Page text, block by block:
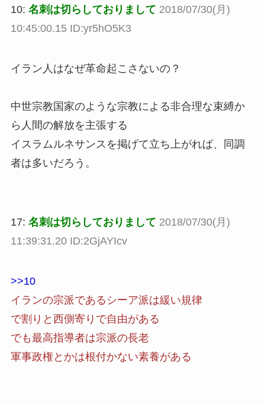
10: 名刺は切らしておりまして 2018/07/30(月)
10:45:00.15 ID:yr5hO5K3
イラン人はなぜ革命起こさないの？
中世宗教国家のような宗教による非合理な束縛か
ら人間の解放を主張する
イスラムルネサンスを掲げて立ち上がれば、同調
者は多いだろう。
17: 名刺は切らしておりまして 2018/07/30(月)
11:39:31.20 ID:2GjAYIcv
>>10
イランの宗派であるシーア派は緩い規律
で割りと西側寄りで自由がある
でも最高指導者は宗派の長老
軍事政権とかは根付かない素養がある